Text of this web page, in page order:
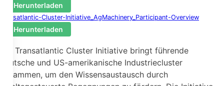
Herunterladen
Transatlantic-Cluster-Initiative_AgMachinery_Participant-Overview
Herunterladen
Die Transatlantic Cluster Initiative bringt führende
deutsche und US-amerikanische Industriecluster
zusammen, um den Wissensaustausch durch